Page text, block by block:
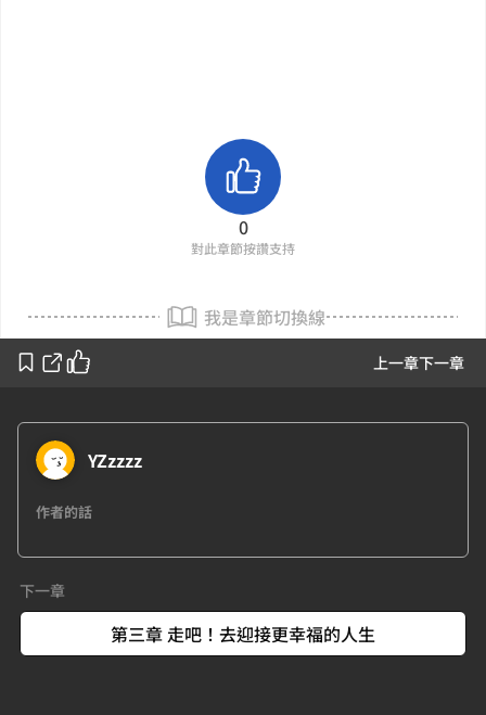
上一章下一章
0
對此章節按讚支持
我是章節切換線
YZzzzz
作者的話
下一章
第三章 走吧！去迎接更幸福的人生